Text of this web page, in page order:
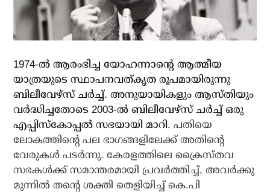
1974-ല്‍ ആരംഭിച്ച യോഹന്നാന്റെ ആത്മീയ
യാത്രയുടെ സ്ഥാപനവത്കൃത രൂപമായിരുന്നു
ബിലീവേഴ്സ് ചര്‍ച്ച്. അനുയായികളും ആസ്തിയും
വര്‍ദ്ധിച്ചതോടെ 2003-ല്‍ ബിലീവേഴ്സ് ചര്‍ച്ച് ഒരു
എപ്പിസ്‌കോപ്പല്‍ സഭയായി മാറി. പതിയെ
ലോകത്തിന്റെ പല ഭാഗങ്ങളിലേക്ക് അതിന്റെ
വേരുകള്‍ പടര്‍ന്നു. കേരളത്തിലെ ക്രൈസ്തവ
സഭകള്‍ക്ക് സമാന്തരമായി പ്രവര്‍ത്തിച്ച്, അവര്‍ക്കു
മുന്നില്‍ തന്റെ ശക്തി തെളിയിച്ച് കെ.പി